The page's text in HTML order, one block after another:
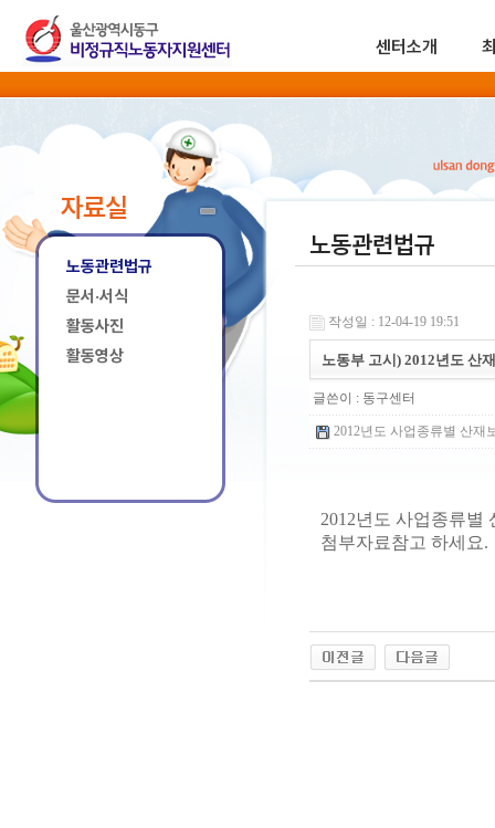
센터소개
자료실
노동관련법규
문서·서식
활동사진
활동영상
노동관련법규
작성일 : 12-04-19 19:51
노동부 고시) 2012년도 산
글쓴이 : 동구센터
2012년도 사업종류별 산재
2012년도 사업종류별
첨부자료참고 하세요.